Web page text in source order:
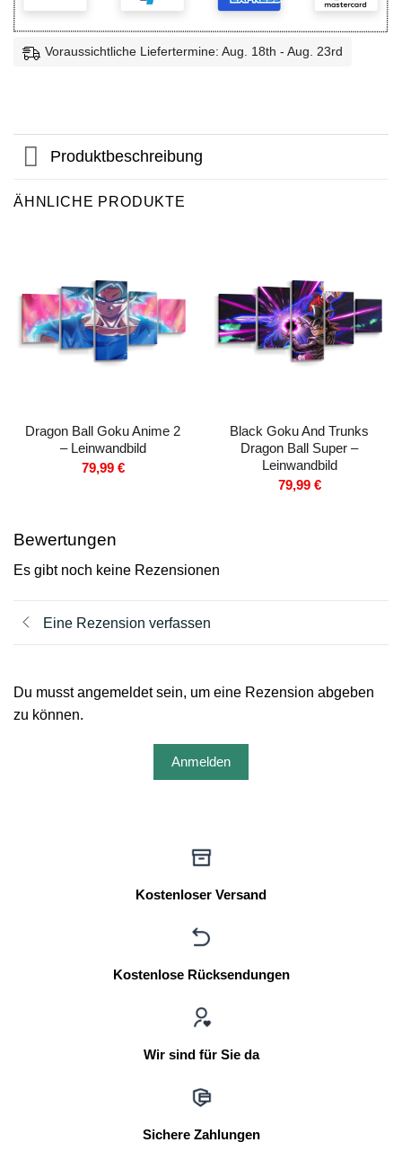
Voraussichtliche Liefertermine: Aug. 18th - Aug. 23rd
Produktbeschreibung
ÄHNLICHE PRODUKTE
Dragon Ball Goku Anime 2
– Leinwandbild
79,99 €
Black Goku And Trunks
Dragon Ball Super –
Leinwandbild
79,99 €
Bewertungen
Es gibt noch keine Rezensionen
Eine Rezension verfassen
Du musst angemeldet sein, um eine Rezension abgeben
zu können.
Anmelden
Kostenloser Versand
Kostenlose Rücksendungen
Wir sind für Sie da
Sichere Zahlungen